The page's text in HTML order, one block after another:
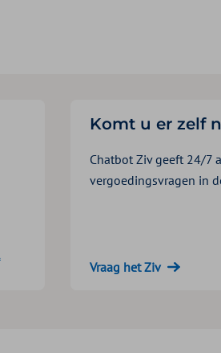
Komt u er zelf
Chatbot Ziv geeft 24/7
vergoedingsvragen in
Vraag het Ziv